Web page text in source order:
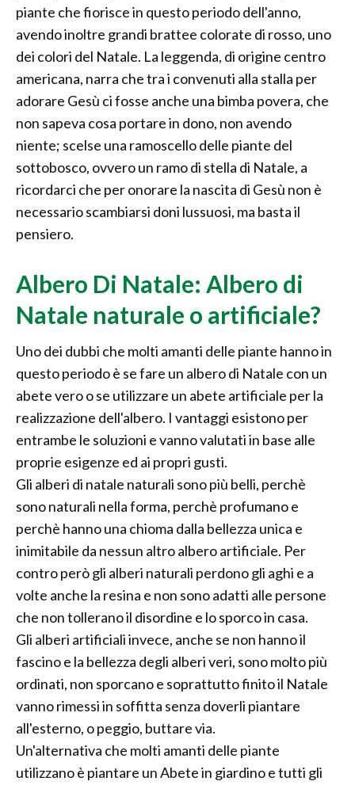
piante che fiorisce in questo periodo dell'anno,
avendo inoltre grandi brattee colorate di rosso, uno
dei colori del Natale. La leggenda, di origine centro
americana, narra che tra i convenuti alla stalla per
adorare Gesù ci fosse anche una bimba povera, che
non sapeva cosa portare in dono, non avendo
niente; scelse una ramoscello delle piante del
sottobosco, ovvero un ramo di stella di Natale, a
ricordarci che per onorare la nascita di Gesù non è
necessario scambiarsi doni lussuosi, ma basta il
pensiero.
Albero Di Natale: Albero di
Natale naturale o artificiale?
Uno dei dubbi che molti amanti delle piante hanno in
questo periodo è se fare un albero di Natale con un
abete vero o se utilizzare un abete artificiale per la
realizzazione dell'albero. I vantaggi esistono per
entrambe le soluzioni e vanno valutati in base alle
proprie esigenze ed ai propri gusti.
Gli alberi di natale naturali sono più belli, perchè
sono naturali nella forma, perchè profumano e
perchè hanno una chioma dalla bellezza unica e
inimitabile da nessun altro albero artificiale. Per
contro però gli alberi naturali perdono gli aghi e a
volte anche la resina e non sono adatti alle persone
che non tollerano il disordine e lo sporco in casa.
Gli alberi artificiali invece, anche se non hanno il
fascino e la bellezza degli alberi veri, sono molto più
ordinati, non sporcano e soprattutto finito il Natale
vanno rimessi in soffitta senza doverli piantare
all'esterno, o peggio, buttare via.
Un'alternativa che molti amanti delle piante
utilizzano è piantare un Abete in giardino e tutti gli